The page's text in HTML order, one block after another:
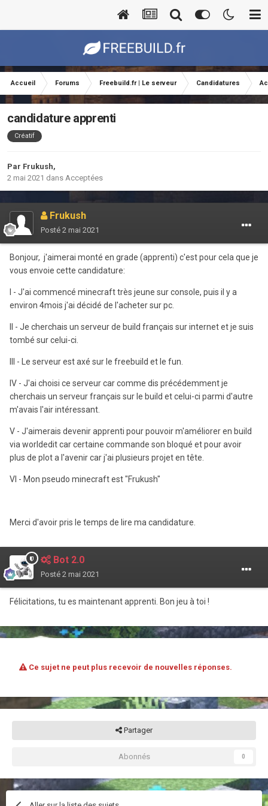
Accueil Forums Freebuild.fr | Le serveur Candidatures
candidature apprenti
Créatif
Par Frukush,
2 mai 2021 dans Acceptées
Frukush
Posté 2 mai 2021
Bonjour, j'aimerai monté en grade (apprenti) c'est pour cela que je
vous envoie cette candidature:
I - J'ai commencé minecraft très jeune sur console, puis il y a
environ 4mois j'ai décidé de l'acheter sur pc.
II - Je cherchais un serveur de build français sur internet et je suis
tombé sur celui-ci.
III - Le serveur est axé sur le freebuild et le fun.
IV - J'ai choisi ce serveur car comme dis précédemment je
cherchais un serveur français sur le build et celui-ci parmi d'autre
m'avais l'air intéressant.
V - J'aimerais devenir apprenti pour pouvoir m'améliorer en build
via worldedit car certaine commande son bloqué et pour avoir
plus de plot a l'avenir car j'ai plusieurs projet en tête.
VI - Mon pseudo minecraft est "Frukush"
Merci d'avoir pris le temps de lire ma candidature.
Bot 2.0
Posté 2 mai 2021
Félicitations, tu es maintenant apprenti. Bon jeu à toi !
Ce sujet ne peut plus recevoir de nouvelles réponses.
Partager
Abonnés 0